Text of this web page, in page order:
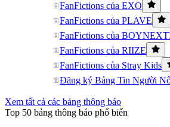
FanFictions của EXO
FanFictions của PLAVE
FanFictions của
FanFictions của RIIZE
FanFictions của Stray Kids
Đăng ký Bảng Tin Người
Xem tất cả các bảng thông báo
Top 50 bảng thông báo phổ biến